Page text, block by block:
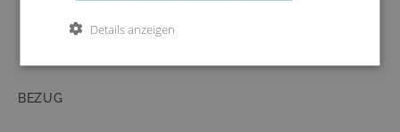
Stärke bis zu 1,2 mm, robust, rostfrei
BEZUG
Details anzeigen